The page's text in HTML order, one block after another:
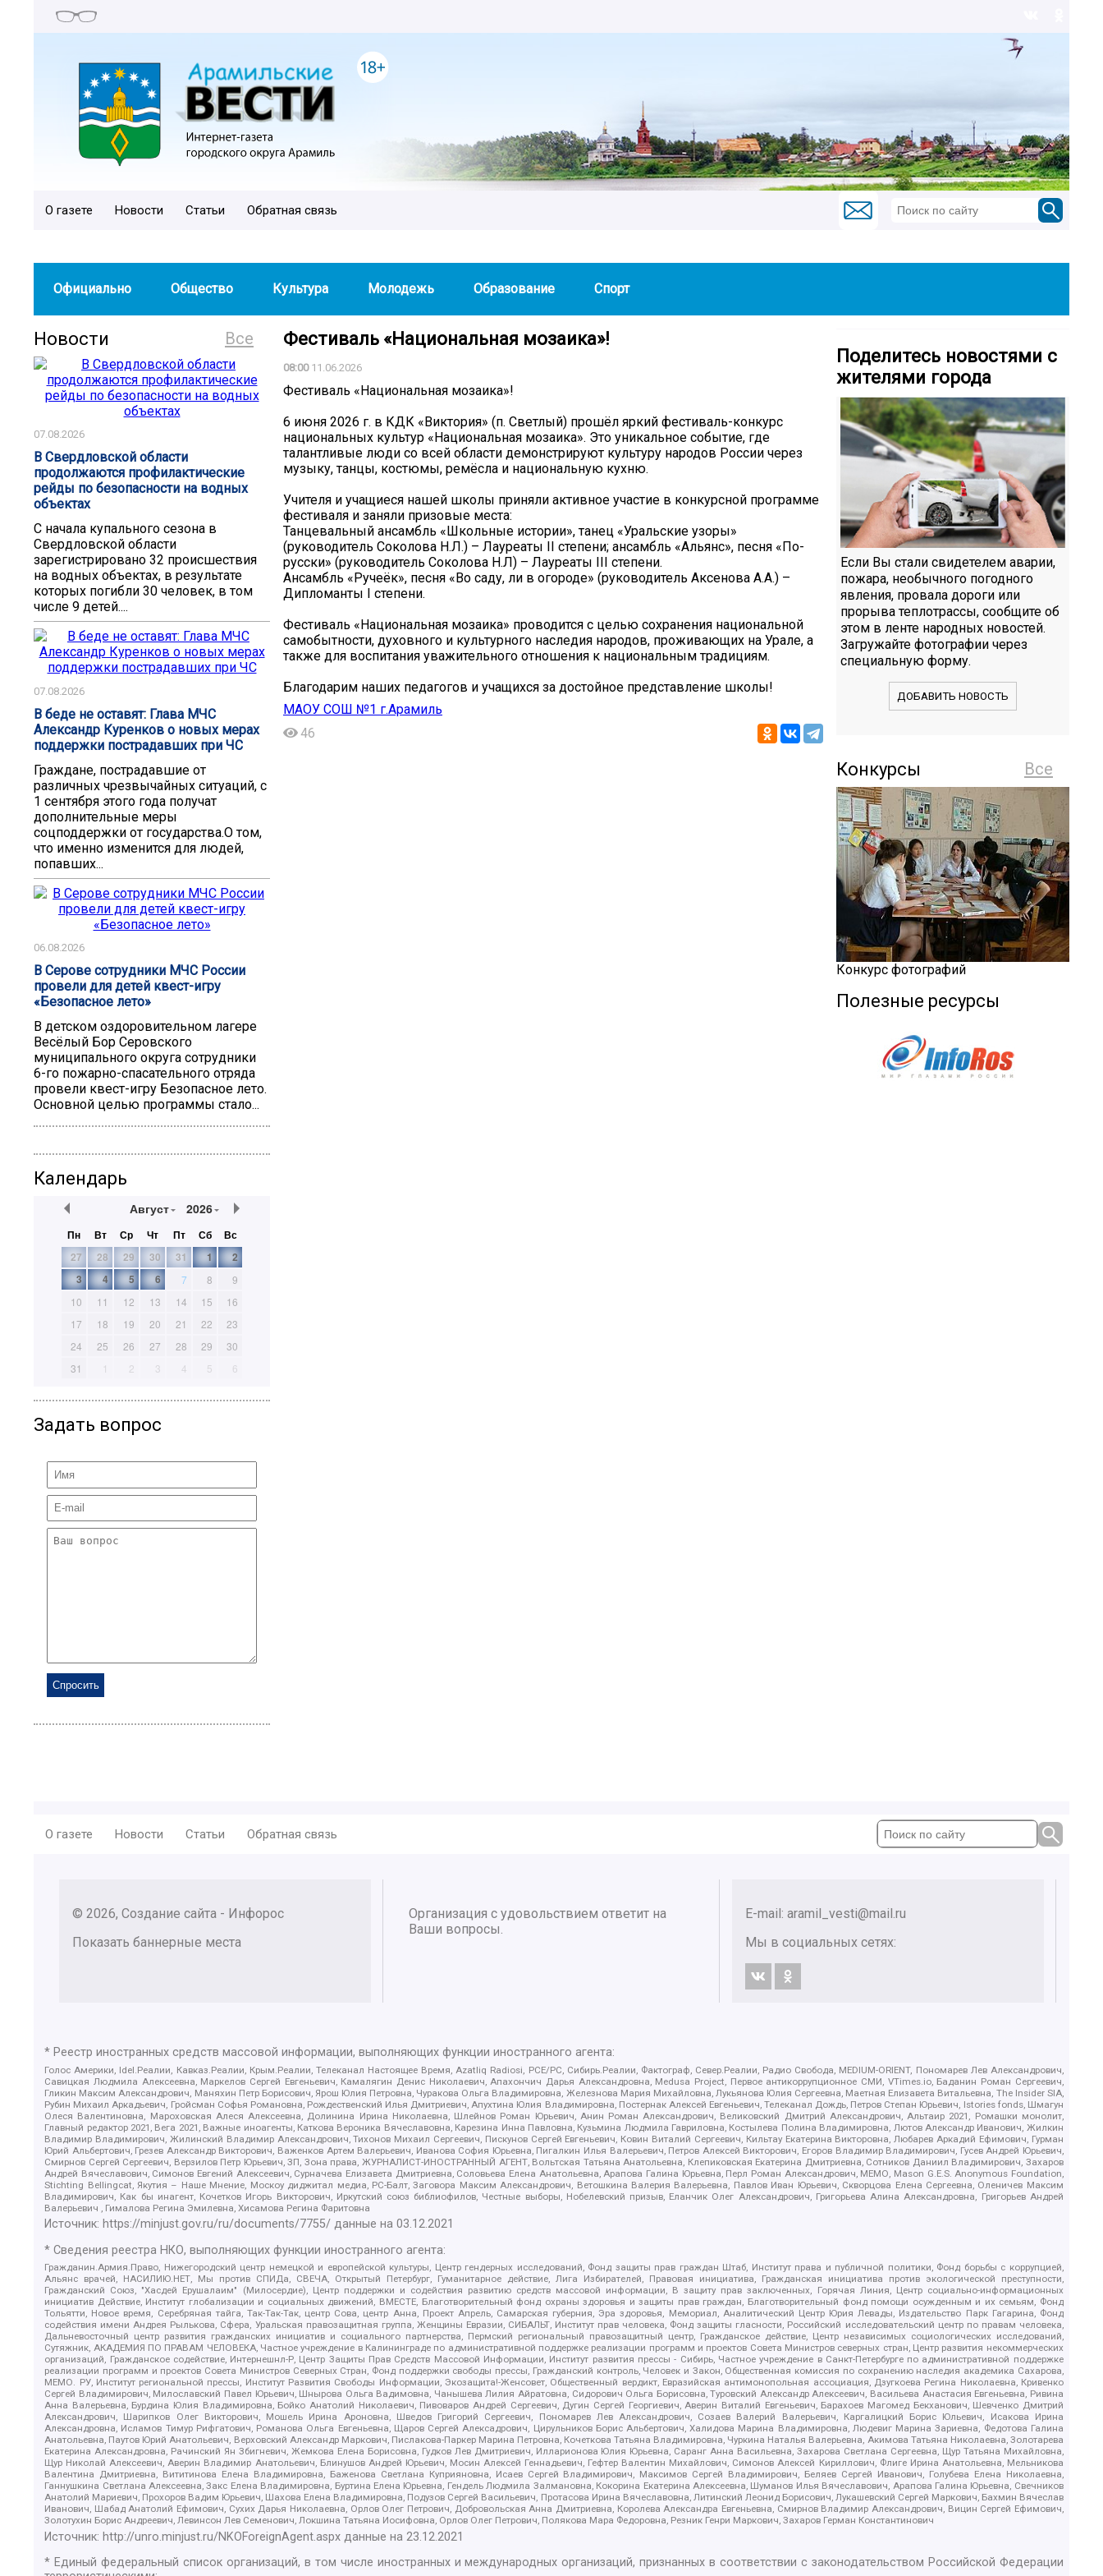
О газете Новости Статьи Обратная связь
Официально Общество Культура Молодежь Образование Спорт
Все
Новости
07.08.2026
В Свердловской области
продолжаются профилактические
рейды по безопасности на водных
объектах
С начала купального сезона в
Свердловской области
зарегистрировано 32 происшествия
на водных объектах, в результате
которых погибли 30 человек, в том
числе 9 детей....
07.08.2026
В беде не оставят: Глава МЧС
Александр Куренков о новых мерах
поддержки пострадавших при ЧС
Граждане, пострадавшие от
различных чрезвычайных ситуаций, с
1 сентября этого года получат
дополнительные меры
соцподдержки от государства.О том,
что именно изменится для людей,
попавших...
06.08.2026
В Серове сотрудники МЧС России
провели для детей квест-игру
«Безопасное лето»
В детском оздоровительном лагере
Весёлый Бор Серовского
муниципального округа сотрудники
6-го пожарно-спасательного отряда
провели квест-игру Безопасное лето.
Основной целью программы стало...
Календарь
Август 2026
Пн Вт Ср Чт Пт Сб
Вс
27
28 29 30 31 1
2
3
4 5 6 7 8
9
10
11 12 13 14 15
16
17
18 19 20 21 22
23
24
25 26 27 28 29
30
31
1 2 3 4 5 6
Задать вопрос
Фестиваль «Национальная мозаика»!
08:0011.06.2026
Фестиваль «Национальная мозаика»!
6 июня 2026 г. в КДК «Виктория» (п. Светлый) прошёл яркий фестиваль-конкурс
национальных культур «Национальная мозаика». Это уникальное событие, где
талантливые люди со всей области демонстрируют культуру народов России через
музыку, танцы, костюмы, ремёсла и национальную кухню.
Учителя и учащиеся нашей школы приняли активное участие в конкурсной программе
фестиваля и заняли призовые места:
Танцевальный ансамбль «Школьные истории», танец «Уральские узоры»
(руководитель Соколова Н.Л.) – Лауреаты II степени; ансамбль «Альянс», песня «По-
русски» (руководитель Соколова Н.Л) – Лауреаты III степени.
Ансамбль «Ручеёк», песня «Во саду, ли в огороде» (руководитель Аксенова А.А.) –
Дипломанты I степени.
Фестиваль «Национальная мозаика» проводится с целью сохранения национальной
самобытности, духовного и культурного наследия народов, проживающих на Урале, а
также для воспитания уважительного отношения к национальным традициям.
Благодарим наших педагогов и учащихся за достойное представление школы!
МАОУ СОШ №1 г.Арамиль
46
Поделитесь новостями с
жителями города
Если Вы стали свидетелем аварии,
пожара, необычного погодного
явления, провала дороги или
прорыва теплотрассы, сообщите об
этом в ленте народных новостей.
Загружайте фотографии через
специальную форму.
ДОБАВИТЬ НОВОСТЬ
Все
Конкурсы
Конкурс фотографий
Полезные ресурсы
О газете Новости Статьи Обратная связь
© 2026, Создание сайта - Инфорос
Показать баннерные места
Организация с удовольствием ответит на
Ваши вопросы.
E-mail: aramil_vesti@mail.ru
Мы в социальных сетях:
* Реестр иностранных средств массовой информации, выполняющих функции иностранного агента:
Голос Америки, Idel.Реалии, Кавказ.Реалии, Крым.Реалии, Телеканал Настоящее Время, Azatliq Radiosi, PCE/PC, Сибирь.Реалии, Фактограф, Север.Реалии, Радио Свобода, MEDIUM-ORIENT, Пономарев Лев Александрович,
Савицкая Людмила Алексеевна, Маркелов Сергей Евгеньевич, Камалягин Денис Николаевич, Апахончич Дарья Александровна, Medusa Project, Первое антикоррупционное СМИ, VTimes.io, Баданин Роман Сергеевич,
Гликин Максим Александрович, Маняхин Петр Борисович, Ярош Юлия Петровна, Чуракова Ольга Владимировна, Железнова Мария Михайловна, Лукьянова Юлия Сергеевна, Маетная Елизавета Витальевна, The Insider SIA,
Рубин Михаил Аркадьевич, Гройсман Софья Романовна, Рождественский Илья Дмитриевич, Апухтина Юлия Владимировна, Постернак Алексей Евгеньевич, Телеканал Дождь, Петров Степан Юрьевич, Istories fonds, Шмагун
Олеся Валентиновна, Мароховская Алеся Алексеевна, Долинина Ирина Николаевна, Шлейнов Роман Юрьевич, Анин Роман Александрович, Великовский Дмитрий Александрович, Альтаир 2021, Ромашки монолит,
Главный редактор 2021, Вега 2021, Важные иноагенты, Каткова Вероника Вячеславовна, Карезина Инна Павловна, Кузьмина Людмила Гавриловна, Костылева Полина Владимировна, Лютов Александр Иванович, Жилкин
Владимир Владимирович, Жилинский Владимир Александрович, Тихонов Михаил Сергеевич, Пискунов Сергей Евгеньевич, Ковин Виталий Сергеевич, Кильтау Екатерина Викторовна, Любарев Аркадий Ефимович, Гурман
Юрий Альбертович, Грезев Александр Викторович, Важенков Артем Валерьевич, Иванова София Юрьевна, Пигалкин Илья Валерьевич, Петров Алексей Викторович, Егоров Владимир Владимирович, Гусев Андрей Юрьевич,
Смирнов Сергей Сергеевич, Верзилов Петр Юрьевич, ЗП, Зона права, ЖУРНАЛИСТ-ИНОСТРАННЫЙ АГЕНТ, Вольтская Татьяна Анатольевна, Клепиковская Екатерина Дмитриевна, Сотников Даниил Владимирович, Захаров
Андрей Вячеславович, Симонов Евгений Алексеевич, Сурначева Елизавета Дмитриевна, Соловьева Елена Анатольевна, Арапова Галина Юрьевна, Перл Роман Александрович, МЕМО, Mason G.E.S. Anonymous Foundation,
Stichting Bellingcat, Якутия – Наше Мнение, Москоу диджитал медиа, РС-Балт, Заговора Максим Александрович, Ветошкина Валерия Валерьевна, Павлов Иван Юрьевич, Скворцова Елена Сергеевна, Оленичев Максим
Владимирович, Как бы инагент, Кочетков Игорь Викторович, Иркутский союз библиофилов, Честные выборы, Нобелевский призыв, Еланчик Олег Александрович, Григорьева Алина Александровна, Григорьев Андрей
Валерьевич , Гималова Регина Эмилевна, Хисамова Регина Фаритовна
Источник: https://minjust.gov.ru/ru/documents/7755/ данные на03.12.2021
* Сведения реестра НКО, выполняющих функции иностранного агента:
Гражданин.Армия.Право, Нижегородский центр немецкой и европейской культуры, Центр гендерных исследований, Фонд защиты прав граждан Штаб, Институт права и публичной политики, Фонд борьбы с коррупцией,
Альянс врачей, НАСИЛИЮ.НЕТ, Мы против СПИДа, СВЕЧА, Открытый Петербург, Гуманитарное действие, Лига Избирателей, Правовая инициатива, Гражданская инициатива против экологической преступности,
Гражданский Союз, "Хасдей Ерушалаим" (Милосердие), Центр поддержки и содействия развитию средств массовой информации, В защиту прав заключенных, Горячая Линия, Центр социально-информационных
инициатив Действие, Институт глобализации и социальных движений, ВМЕСТЕ, Благотворительный фонд охраны здоровья и защиты прав граждан, Благотворительный фонд помощи осужденным и их семьям, Фонд
Тольятти, Новое время, Серебряная тайга, Так-Так-Так, центр Сова, центр Анна, Проект Апрель, Самарская губерния, Эра здоровья, Мемориал, Аналитический Центр Юрия Левады, Издательство Парк Гагарина, Фонд
содействия имени Андрея Рылькова, Сфера, Уральская правозащитная группа, Женщины Евразии, СИБАЛЬТ, Институт прав человека, Фонд защиты гласности, Российский исследовательский центр по правам человека,
Дальневосточный центр развития гражданских инициатив и социального партнерства, Пермский региональный правозащитный центр, Гражданское действие, Центр независимых социологических исследований,
Сутяжник, АКАДЕМИЯ ПО ПРАВАМ ЧЕЛОВЕКА, Частное учреждение в Калининграде по административной поддержке реализации программ и проектов Совета Министров северных стран, Центр развития некоммерческих
организаций, Гражданское содействие, Интернешнл-Р, Центр Защиты Прав Средств Массовой Информации, Институт развития прессы - Сибирь, Частное учреждение в Санкт-Петербурге по административной поддержке
реализации программ и проектов Совета Министров Северных Стран, Фонд поддержки свободы прессы, Гражданский контроль, Человек и Закон, Общественная комиссия по сохранению наследия академика Сахарова,
МЕМО. РУ, Институт региональной прессы, Институт Развития Свободы Информации, Экозащита!-Женсовет, Общественный вердикт, Евразийская антимонопольная ассоциация, Дзугкоева Регина Николаевна, Кривенко
Сергей Владимирович, Милославский Павел Юрьевич, Шнырова Ольга Вадимовна, Чанышева Лилия Айратовна, Сидорович Ольга Борисовна, Туровский Александр Алексеевич, Васильева Анастасия Евгеньевна, Ривина
Анна Валерьевна, Бурдина Юлия Владимировна, Бойко Анатолий Николаевич, Пивоваров Андрей Сергеевич, Дугин Сергей Георгиевич, Аверин Виталий Евгеньевич, Барахоев Магомед Бекханович, Шевченко Дмитрий
Александрович, Шарипков Олег Викторович, Мошель Ирина Ароновна, Шведов Григорий Сергеевич, Пономарев Лев Александрович, Созаев Валерий Валерьевич, Каргалицкий Борис Юльевич, Исакова Ирина
Александровна, Исламов Тимур Рифгатович, Романова Ольга Евгеньевна, Щаров Сергей Алексадрович, Цирульников Борис Альбертович, Халидова Марина Владимировна, Людевиг Марина Зариевна, Федотова Галина
Анатольевна, Паутов Юрий Анатольевич, Верховский Александр Маркович, Пислакова-Паркер Марина Петровна, Кочеткова Татьяна Владимировна, Чуркина Наталья Валерьевна, Акимова Татьяна Николаевна, Золотарева
Екатерина Александровна, Рачинский Ян Збигневич, Жемкова Елена Борисовна, Гудков Лев Дмитриевич, Илларионова Юлия Юрьевна, Саранг Анна Васильевна, Захарова Светлана Сергеевна, Щур Татьяна Михайловна,
Щур Николай Алексеевич, Аверин Владимир Анатольевич, Блинушов Андрей Юрьевич, Мосин Алексей Геннадьевич, Гефтер Валентин Михайлович, Симонов Алексей Кириллович, Флиге Ирина Анатольевна, Мельникова
Валентина Дмитриевна, Вититинова Елена Владимировна, Баженова Светлана Куприяновна, Исаев Сергей Владимирович, Максимов Сергей Владимирович, Беляев Сергей Иванович, Голубева Елена Николаевна,
Ганнушкина Светлана Алексеевна, Закс Елена Владимировна, Буртина Елена Юрьевна, Гендель Людмила Залмановна, Кокорина Екатерина Алексеевна, Шуманов Илья Вячеславович, Арапова Галина Юрьевна, Свечников
Анатолий Мариевич, Прохоров Вадим Юрьевич, Шахова Елена Владимировна, Подузов Сергей Васильевич, Протасова Ирина Вячеславовна, Литинский Леонид Борисович, Лукашевский Сергей Маркович, Бахмин Вячеслав
Иванович, Шабад Анатолий Ефимович, Сухих Дарья Николаевна, Орлов Олег Петрович, Добровольская Анна Дмитриевна, Королева Александра Евгеньевна, Смирнов Владимир Александрович, Вицин Сергей Ефимович,
Золотухин Борис Андреевич, Левинсон Лев Семенович, Локшина Татьяна Иосифовна, Орлов Олег Петрович, Полякова Мара Федоровна, Резник Генри Маркович, Захаров Герман Константинович
Источник: http://unro.minjust.ru/NKOForeignAgent.aspx данные на23.12.2021
* Единый федеральный список организаций, в том числе иностранных и международных организаций, признанных в соответствии с законодательством Российской Федерации